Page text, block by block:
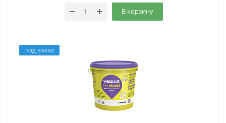
В корзину
ПОД ЗАКАЗ